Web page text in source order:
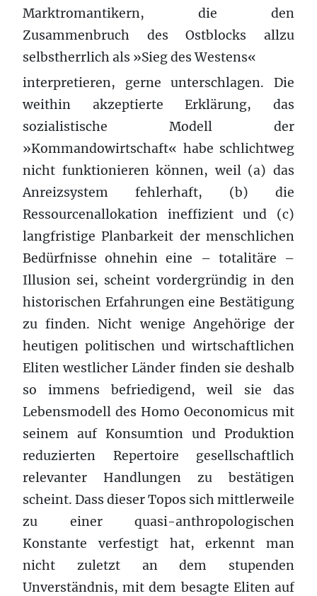
Marktromantikern, die den
Zusammenbruch des Ostblocks allzu
selbstherrlich als »Sieg des Westens«
interpretieren, gerne unterschlagen. Die
weithin akzeptierte Erklärung, das
sozialistische Modell der
»Kommandowirtschaft« habe schlichtweg
nicht funktionieren können, weil (a) das
Anreizsystem fehlerhaft, (b) die
Ressourcenallokation ineffizient und (c)
langfristige Planbarkeit der menschlichen
Bedürfnisse ohnehin eine – totalitäre –
Illusion sei, scheint vordergründig in den
historischen Erfahrungen eine Bestätigung
zu finden. Nicht wenige Angehörige der
heutigen politischen und wirtschaftlichen
Eliten westlicher Länder finden sie deshalb
so immens befriedigend, weil sie das
Lebensmodell des Homo Oeconomicus mit
seinem auf Konsumtion und Produktion
reduzierten Repertoire gesellschaftlich
relevanter Handlungen zu bestätigen
scheint. Dass dieser Topos sich mittlerweile
zu einer quasi-anthropologischen
Konstante verfestigt hat, erkennt man
nicht zuletzt an dem stupenden
Unverständnis, mit dem besagte Eliten auf